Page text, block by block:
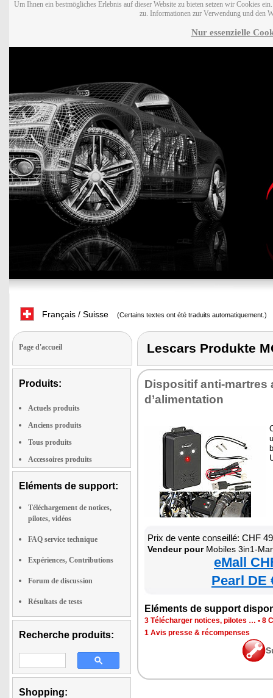
Um Ihnen ein bestmögliches Erlebnis auf dieser Website zu bieten setzen wir Cookies
zu. Informationen zur Verwendung und den
Nur essenzielle
Français / Suisse (Certains textes ont été traduits automatiquement.)
Page d'accueil
Produits:
Actuels produits
Anciens produits
Tous produits
Accessoires produits
Eléments de support:
Téléchargement de notices,
pilotes, vidéos
FAQ service technique
Expériences, Contributions
Forum de discussion
Résultats de tests
Recherche produits:
Shopping:
Lescars Produkte
Dispositif anti-martres
d’alimentation
Prix de vente conseillé: CHF
Vendeur pourMobiles 3in1-
eMall
Pearl DE
Eléments de support
3 Télécharger notices, pilotes … • 8
1 Avis presse & récompenses